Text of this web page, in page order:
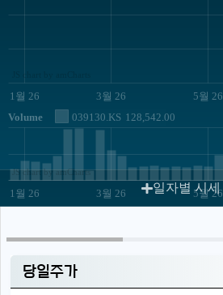
1월 26 3월 26 5월 26
Volume 039130.KS 128,542.00
1월 26 3월 26 5월 26
JS chart by amCharts
일자별 시세
당일주가